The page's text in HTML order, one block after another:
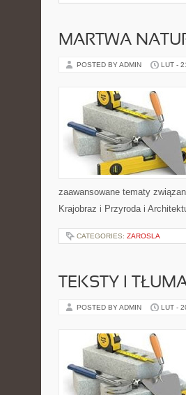
MARTWA
POSTED BY ADMIN LUT -
zaawansowane tematy
Krajobraz i Przyroda i
CATEGORIES: ZAROSLA
TEKSTY I
POSTED BY ADMIN LUT -